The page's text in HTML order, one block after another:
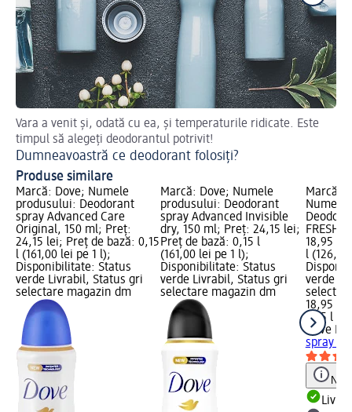
Vara a venit și, odată cu ea, și temperaturile ridicate. Este
timpul să alegeți deodorantul potrivit!
Dumneavoastră ce deodorant folosiți?
Produse similare
Marcă: Dove; Numele
produsului: Deodorant
spray Advanced Care
Original, 150 ml; Preț:
24,15 lei; Preț de bază: 0,15
l (161,00 lei pe 1 l);
Disponibilitate: Status
verde Livrabil, Status gri
selectare magazin dm
Marcă: Dove; Numele
produsului: Deodorant
spray Advanced Invisible
dry, 150 ml; Preț: 24,15 lei;
Preț de bază: 0,15 l
(161,00 lei pe 1 l);
Disponibilitate: Status
verde Livrabil, Status gri
selectare magazin dm
Marcă:
Numele
FRESH,
18,95
l
verde
18,95 lei
0,15 l
Dove
spray
Notă